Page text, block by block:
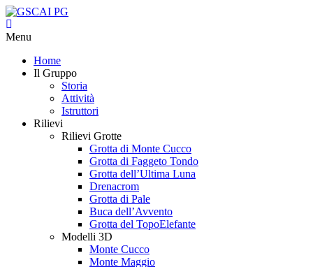
Menu
Home
Il Gruppo
Storia
Attività
Istruttori
Rilievi
Rilievi Grotte
Grotta di Monte Cucco
Grotta di Faggeto Tondo
Grotta dell’Ultima Luna
Drenacrom
Grotta di Pale
Buca dell’Avvento
Grotta del TopoElefante
Modelli 3D
Monte Cucco
Monte Maggio